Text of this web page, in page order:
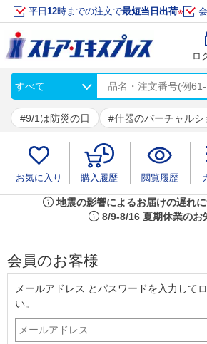
平日 12時までの注文で最短当日出荷※
ロ
9/1は防災の日 什器のバーチャルシ
お気に入り 購入履歴 閲覧履歴
info 地震の影響によるお届けの遅れ
info 8/9-8/16 夏期休業のお
会員のお客様
メールアドレス とパスワードを入力して
い。